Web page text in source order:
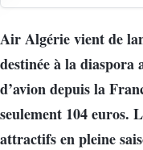
Air Algérie vient de
destinée à la diaspora
d’avion depuis la
seulement 104 euros.
attractifs en pleine